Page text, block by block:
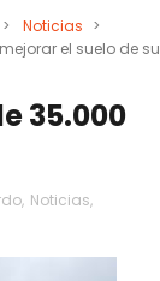
> Noticias >
el suelo de su
35.000
, Noticias,